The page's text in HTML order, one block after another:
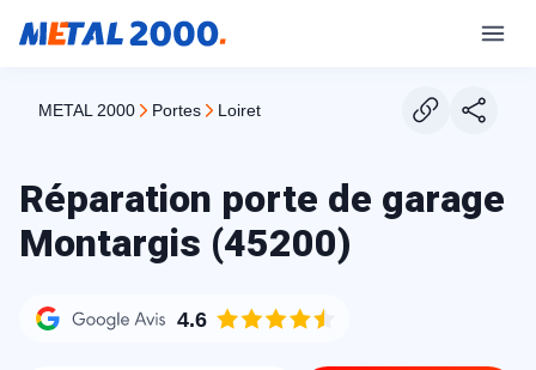
METAL 2000 portes loiret
Réparation porte de garage
Montargis (45200)
4.6